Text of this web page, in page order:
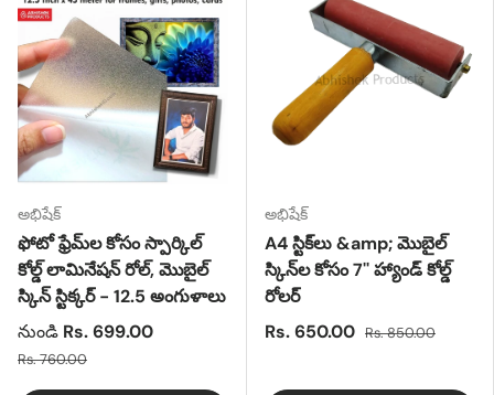
అభిషేక్
ఫోటో ఫ్రేమ్‌ల కోసం స్పార్కిల్
కోల్డ్ లామినేషన్ రోల్, మొబైల్
స్కిన్ స్టిక్కర్ - 12.5 అంగుళాలు
నుండి Rs. 699.00
Rs. 760.00
అభిషేక్
A4 స్టిక్‌లు &amp; మొబైల్
స్కిన్‌ల కోసం 7'' హ్యాండ్ కోల్డ్
రోలర్
Rs. 650.00 Rs. 850.00